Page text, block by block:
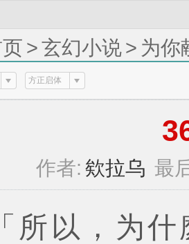
>玄幻小说> 为你
方正启体
作者: 欸拉乌 最
，为什麽